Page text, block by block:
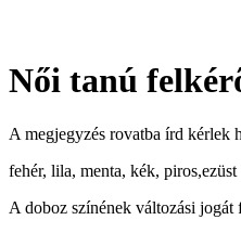
Női tanú
A megjegyzés rovatba írd kérlek
fehér, lila, menta, kék, piros,ezüst
A doboz színének változási jogát